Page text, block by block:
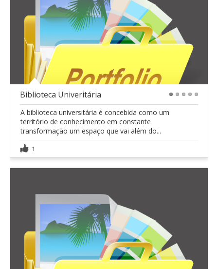
Biblioteca Univeritária
A biblioteca universitária é concebida como um
território de conhecimento em constante
transformação um espaço que vai além do...
1